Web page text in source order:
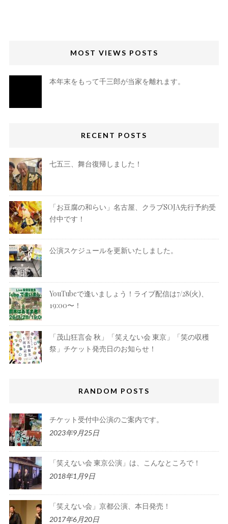
MOST VIEWS POSTS
本年末をもって千三郎が当家を離れます。
RECENT POSTS
七五三、舞台復帰しました！
「お豆腐の和らい」名古屋、クラブSOJA先行予約受
付中です！
公演スケジュールを更新いたしました。
YouTubeで逢いましょう！ライブ配信は7/28(火)、
19:00〜！
「茂山狂言会 秋」「笑えない会 東京」「笑の収穫
祭」チケット発売日のお知らせ！
RANDOM POSTS
チケット受付中公演のご案内です。
2023年9月25日
「笑えない会 東京公演」は、こんなところで！
2018年1月9日
「笑えない会」京都公演、本日発売！
2017年6月20日